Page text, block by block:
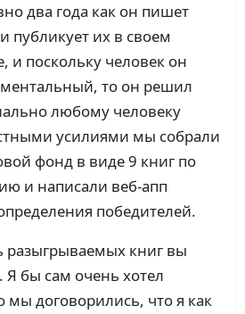
два года как он пишет
публикует их в своем
и поскольку человек он
то он решил
любому человеку
усилиями мы собрали
фонд в виде 9 книг по
и написали веб-апп
победителей.
книг вы
. Я бы сам очень хотел
мы договорились, что я как